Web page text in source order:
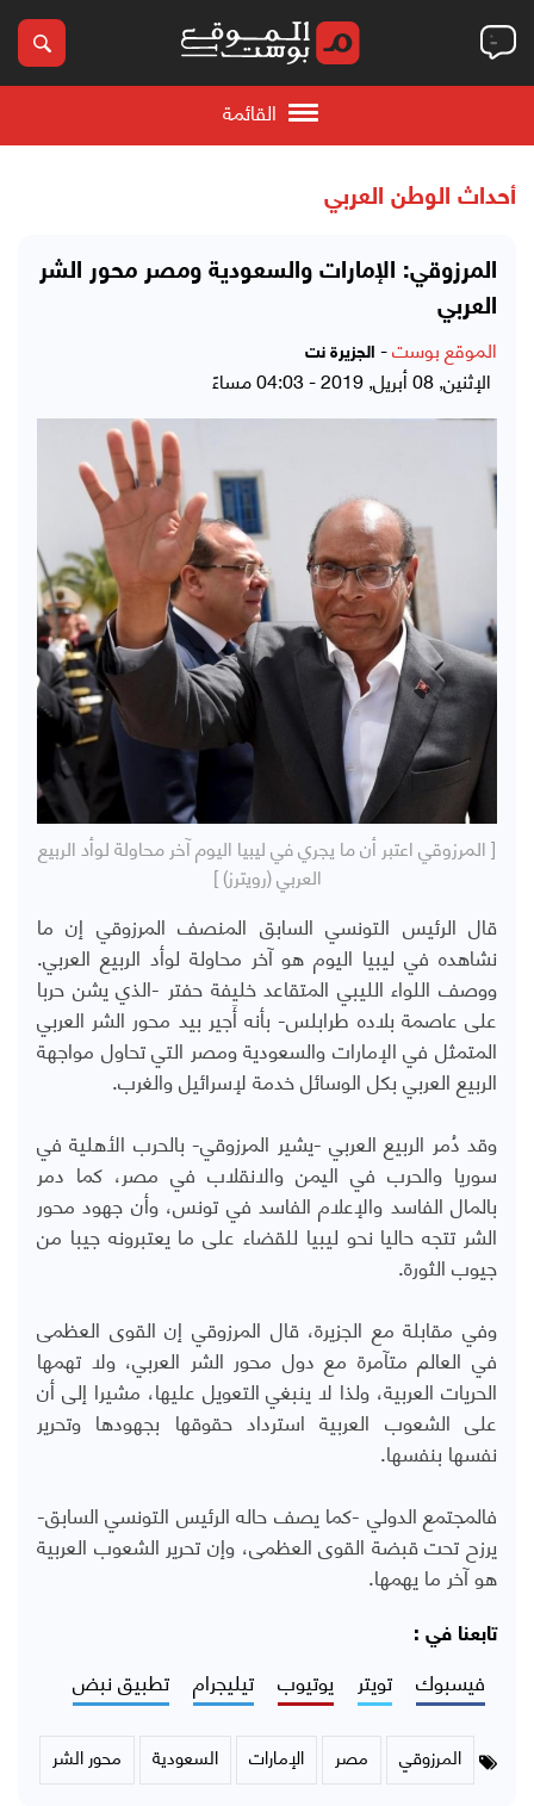
القائمة
أحداث الوطن العربي
المرزوقي: الإمارات والسعودية ومصر محور الشر
العربي
الموقع بوست- الجزيرة نت
الإثنين, 08 أبريل, 2019 - 04:03 مساءً
[ المرزوقي اعتبر أن ما يجري في ليبيا اليوم آخر محاولة لوأد الربيع
العربي (رويترز) ]
قال الرئيس التونسي السابق المنصف المرزوقي إن ما
نشاهده في ليبيا اليوم هو آخر محاولة لوأد الربيع العربي.
ووصف اللواء الليبي المتقاعد خليفة حفتر -الذي يشن حربا
على عاصمة بلاده طرابلس- بأنه أَجير بيد محور الشر العربي
المتمثل في الإمارات والسعودية ومصر التي تحاول مواجهة
الربيع العربي بكل الوسائل خدمة لإسرائيل والغرب.
وقد دُمر الربيع العربي -يشير المرزوقي- بالحرب الأهلية في
سوريا والحرب في اليمن والانقلاب في مصر، كما دمر
بالمال الفاسد والإعلام الفاسد في تونس، وأن جهود محور
الشر تتجه حاليا نحو ليبيا للقضاء على ما يعتبرونه جيبا من
جيوب الثورة.
وفي مقابلة مع الجزيرة، قال المرزوقي إن القوى العظمى
في العالم متآمرة مع دول محور الشر العربي، ولا تهمها
الحريات العربية، ولذا لا ينبغي التعويل عليها، مشيرا إلى أن
على الشعوب العربية استرداد حقوقها بجهودها وتحرير
نفسها بنفسها.
فالمجتمع الدولي -كما يصف حاله الرئيس التونسي السابق-
يرزح تحت قبضة القوى العظمى، وإن تحرير الشعوب العربية
هو آخر ما يهمها.
تابعنا في :
فيسبوك تويتر يوتيوب تيليجرام تطبيق نبض
المرزوقي مصر الإمارات السعودية محور الشر